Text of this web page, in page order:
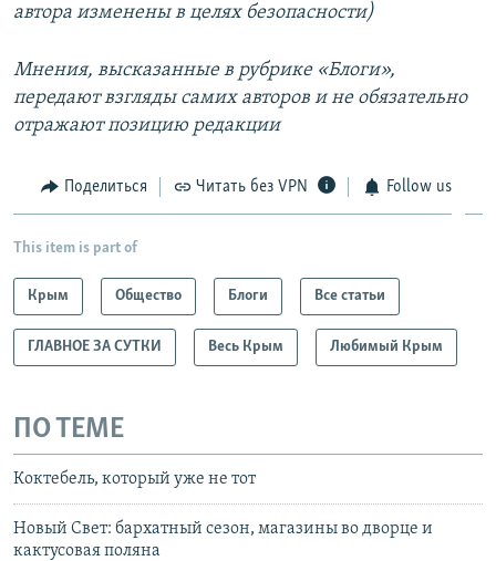
автора изменены в целях безопасности)
Мнения, высказанные в рубрике «Блоги»,
передают взгляды самих авторов и не обязательно
отражают позицию редакции
Поделиться Читать без VPN Follow us
This item is part of
Крым Общество Блоги Все статьи
ГЛАВНОЕ ЗА СУТКИ Весь Крым Любимый Крым
ПО ТЕМЕ
Коктебель, который уже не тот
Новый Свет: бархатный сезон, магазины во дворце и
кактусовая поляна